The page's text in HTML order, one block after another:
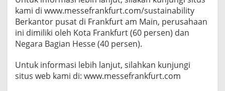
kami di www.messefrankfurt.com/sustainability
Berkantor pusat di Frankfurt am Main, perusahaan
ini dimiliki oleh Kota Frankfurt (60 persen) dan
Negara Bagian Hesse (40 persen).
Untuk informasi lebih lanjut, silahkan kunjungi
situs web kami di: www.messefrankfurt.com